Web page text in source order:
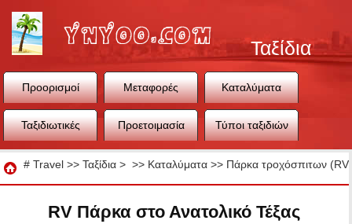
Ταξίδια
Προορισμοί Μεταφορές Καταλύματα
Ταξιδιωτικές Προετοιμασία Τύποι ταξιδιών
Ταξίδια
# Travel >> Ταξίδια > >> Καταλύματα >> Πάρκα τροχόσπιτων
RV Πάρκα στο Ανατολικό Τέξας